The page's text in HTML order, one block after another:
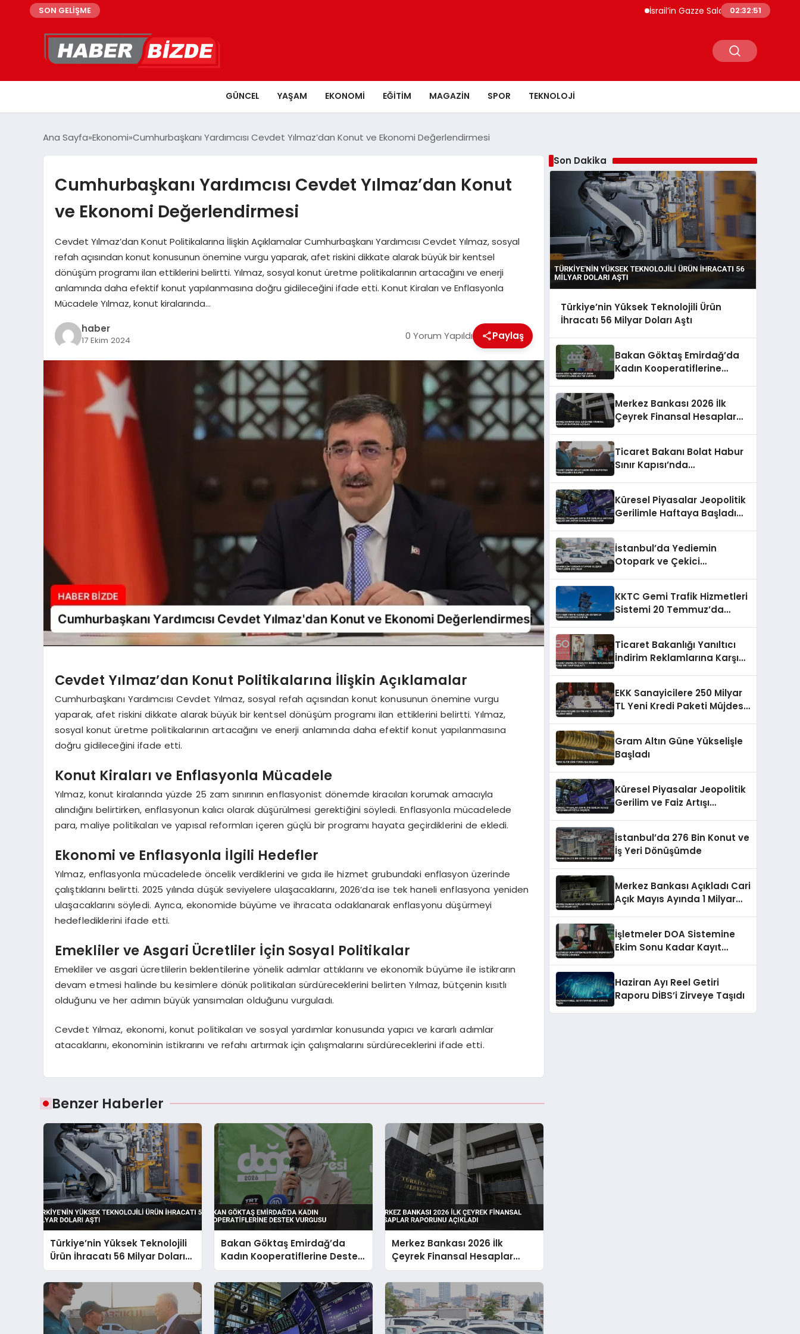
SON GELİŞME İsrail’in Gazze Saldırılarında Can Kaybı 73
02:32:52
GÜNCEL YAŞAM EKONOMI EĞITIM MAGAZIN SPOR TEKNOLOJI
Ana Sayfa Ekonomi Cumhurbaşkanı Yardımcısı Cevdet Yılmaz’dan Konut ve Ekonomi Değerlendirmesi
Cumhurbaşkanı Yardımcısı Cevdet Yılmaz’dan Konut
ve Ekonomi Değerlendirmesi
Cevdet Yılmaz’dan Konut Politikalarına İlişkin Açıklamalar Cumhurbaşkanı Yardımcısı Cevdet Yılmaz, sosyal
refah açısından konut konusunun önemine vurgu yaparak, afet riskini dikkate alarak büyük bir kentsel
dönüşüm programı ilan ettiklerini belirtti. Yılmaz, sosyal konut üretme politikalarının artacağını ve enerji
anlamında daha efektif konut yapılanmasına doğru gidileceğini ifade etti. Konut Kiraları ve Enflasyonla
Mücadele Yılmaz, konut kiralarında…
haber
17 Ekim 2024 0 Yorum Yapıldı Paylaş
Cevdet Yılmaz’dan Konut Politikalarına İlişkin Açıklamalar
Cumhurbaşkanı Yardımcısı Cevdet Yılmaz, sosyal refah açısından konut konusunun önemine vurgu
yaparak, afet riskini dikkate alarak büyük bir kentsel dönüşüm programı ilan ettiklerini belirtti. Yılmaz,
sosyal konut üretme politikalarının artacağını ve enerji anlamında daha efektif konut yapılanmasına
doğru gidileceğini ifade etti.
Konut Kiraları ve Enflasyonla Mücadele
Yılmaz, konut kiralarında yüzde 25 zam sınırının enflasyonist dönemde kiracıları korumak amacıyla
alındığını belirtirken, enflasyonun kalıcı olarak düşürülmesi gerektiğini söyledi. Enflasyonla mücadelede
para, maliye politikaları ve yapısal reformları içeren güçlü bir programı hayata geçirdiklerini de ekledi.
Ekonomi ve Enflasyonla İlgili Hedefler
Yılmaz, enflasyonla mücadelede öncelik verdiklerini ve gıda ile hizmet grubundaki enflasyon üzerinde
çalıştıklarını belirtti. 2025 yılında düşük seviyelere ulaşacaklarını, 2026’da ise tek haneli enflasyona yeniden
ulaşacaklarını söyledi. Ayrıca, ekonomide büyüme ve ihracata odaklanarak enflasyonu düşürmeyi
hedeflediklerini ifade etti.
Emekliler ve Asgari Ücretliler İçin Sosyal Politikalar
Emekliler ve asgari ücretlilerin beklentilerine yönelik adımlar attıklarını ve ekonomik büyüme ile istikrarın
devam etmesi halinde bu kesimlere dönük politikaları sürdüreceklerini belirten Yılmaz, bütçenin kısıtlı
olduğunu ve her adımın büyük yansımaları olduğunu vurguladı.
Cevdet Yılmaz, ekonomi, konut politikaları ve sosyal yardımlar konusunda yapıcı ve kararlı adımlar
atacaklarını, ekonominin istikrarını ve refahı artırmak için çalışmalarını sürdüreceklerini ifade etti.
Benzer Haberler
Türkiye’nin Yüksek Teknolojili
Ürün İhracatı 56 Milyar Doları
Aştı
Bakan Göktaş Emirdağ’da
Kadın Kooperatiflerine Destek
Vurgusu
Merkez Bankası 2026 İlk
Çeyrek Finansal Hesaplar
Raporunu Açıkladı
Son Dakika
Türkiye’nin Yüksek Teknolojili Ürün
İhracatı 56 Milyar Doları Aştı
Bakan Göktaş Emirdağ’da
Kadın Kooperatiflerine
Merkez Bankası 2026 İlk
Çeyrek Finansal Hesaplar
Ticaret Bakanı Bolat Habur
Sınır Kapısı’nda
Küresel Piyasalar Jeopolitik
Gerilimle Haftaya Başladı
İstanbul’da Yediemin
Otopark ve Çekici
KKTC Gemi Trafik Hizmetleri
Sistemi 20 Temmuz’da
Ticaret Bakanlığı Yanıltıcı
İndirim Reklamlarına Karşı
EKK Sanayicilere 250 Milyar
TL Yeni Kredi Paketi Müjdesi
Gram Altın Güne Yükselişle
Başladı
Küresel Piyasalar Jeopolitik
Gerilim ve Faiz Artışı
İstanbul’da 276 Bin Konut ve
İş Yeri Dönüşümde
Merkez Bankası Açıkladı Cari
Açık Mayıs Ayında 1 Milyar
İşletmeler DOA Sistemine
Ekim Sonu Kadar Kayıt
Haziran Ayı Reel Getiri
Raporu DİBS’i Zirveye Taşıdı